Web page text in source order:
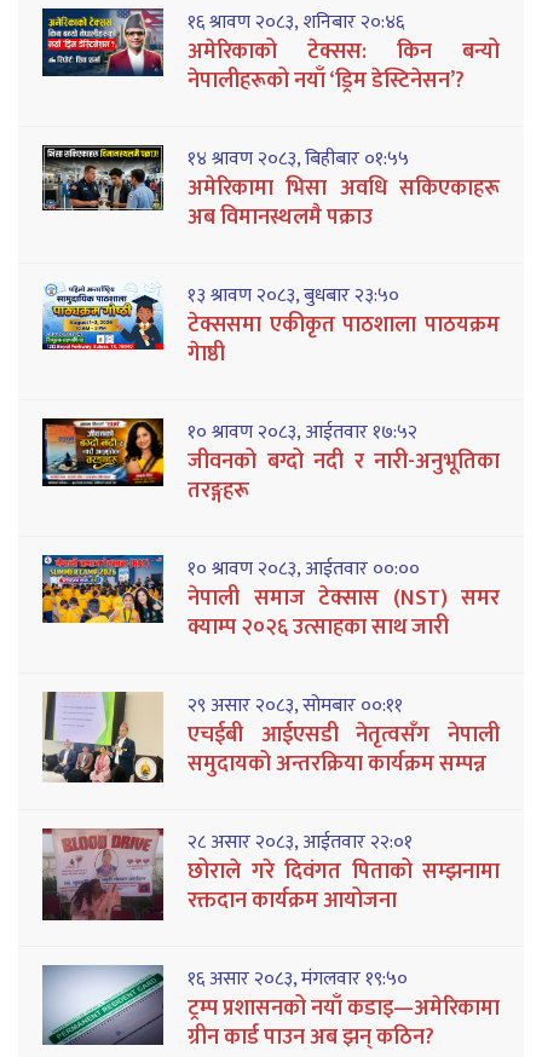
१६ श्रावण २०८३, शनिबार २०:४६
अमेरिकाको टेक्सस: किन बन्यो
नेपालीहरूको नयाँ ‘ड्रिम डेस्टिनेसन’?
१४ श्रावण २०८३, बिहीबार ०१:५५
अमेरिकामा भिसा अवधि सकिएकाहरू
अब विमानस्थलमै पक्राउ
१३ श्रावण २०८३, बुधबार २३:५०
टेक्ससमा एकीकृत पाठशाला पाठयक्रम
गेाष्ठी
१० श्रावण २०८३, आईतवार १७:५२
जीवनको बग्दो नदी र नारी-अनुभूतिका
तरङ्गहरू
१० श्रावण २०८३, आईतवार ००:००
नेपाली समाज टेक्सास (NST) समर
क्याम्प २०२६ उत्साहका साथ जारी
२९ असार २०८३, सोमबार ००:११
एचईबी आईएसडी नेतृत्वसँग नेपाली
समुदायको अन्तरक्रिया कार्यक्रम सम्पन्न
२८ असार २०८३, आईतवार २२:०१
छोराले गरे दिवंगत पिताको सम्झनामा
रक्तदान कार्यक्रम आयोजना
१६ असार २०८३, मंगलवार १९:५०
ट्रम्प प्रशासनको नयाँ कडाइ—अमेरिकामा
ग्रीन कार्ड पाउन अब झन् कठिन?